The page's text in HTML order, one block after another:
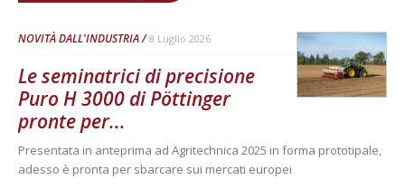
NOVITÀ DALL'INDUSTRIA 8 Luglio 2026
Le seminatrici di precisione
Puro H 3000 di Pöttinger
pronte per...
Presentata in anteprima ad Agritechnica 2025 in forma prototipale,
adesso è pronta per sbarcare sui mercati europei